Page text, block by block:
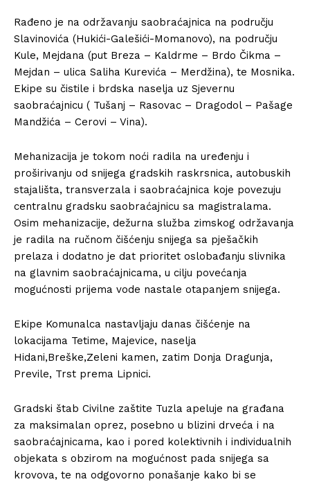
Rađeno je na održavanju saobraćajnica na području
Slavinovića (Hukići-Galešići-Momanovo), na području
Kule, Mejdana (put Breza – Kaldrme – Brdo Čikma –
Mejdan – ulica Saliha Kurevića – Merdžina), te Mosnika.
Ekipe su čistile i brdska naselja uz Sjevernu
saobraćajnicu ( Tušanj – Rasovac – Dragodol – Pašage
Mandžića – Cerovi – Vina).
Mehanizacija je tokom noći radila na uređenju i
proširivanju od snijega gradskih raskrsnica, autobuskih
stajališta, transverzala i saobraćajnica koje povezuju
centralnu gradsku saobraćajnicu sa magistralama.
Osim mehanizacije, dežurna služba zimskog održavanja
je radila na ručnom čišćenju snijega sa pješačkih
prelaza i dodatno je dat prioritet oslobađanju slivnika
na glavnim saobraćajnicama, u cilju povećanja
mogućnosti prijema vode nastale otapanjem snijega.
Ekipe Komunalca nastavljaju danas čišćenje na
lokacijama Tetime, Majevice, naselja
Hidani,Breške,Zeleni kamen, zatim Donja Dragunja,
Previle, Trst prema Lipnici.
Gradski štab Civilne zaštite Tuzla apeluje na građana
za maksimalan oprez, posebno u blizini drveća i na
saobraćajnicama, kao i pored kolektivnih i individualnih
objekata s obzirom na mogućnost pada snijega sa
krovova, te na odgovorno ponašanje kako bi se